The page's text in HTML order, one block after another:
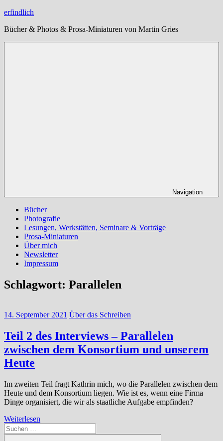
Zum
springen
erfindlich
Bücher & Photos & Prosa-Miniaturen von Martin Gries
Navigation
Bücher
Photografie
Lesungen, Werkstätten, Seminare & Vorträge
Prosa-Miniaturen
Über mich
Newsletter
Impressum
Schlagwort: Parallelen
14. September 2021 Über das Schreiben
Teil 2 des Interviews – Parallelen
zwischen dem Konsortium und unserem
Heute
Im zweiten Teil fragt Kathrin mich, wo die Parallelen zwischen dem
Heute und dem Konsortium liegen. Wie ist es, wenn eine Firma
Dinge organisiert, die wir als staatliche Aufgabe empfinden?
Weiterlesen
Suchen
nach: